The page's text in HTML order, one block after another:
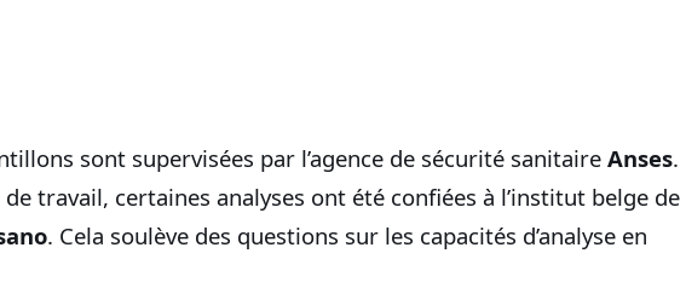
sont supervisées par l’agence de sécurité sanitaire Anses.
travail, certaines analyses ont été confiées à l’institut belge de
. Cela soulève des questions sur les capacités d’analyse en